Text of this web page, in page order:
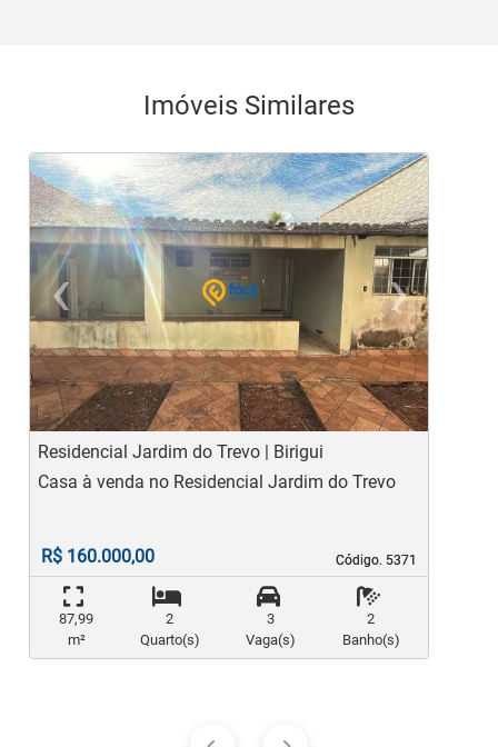
Imóveis Similares
‹
Previous
›
Residencial Jardim do Trevo | Birigui
Código. 5371
Código. 5371
Casa à venda no Residencial Jardim do Trevo
R$ 160.000,00
87,99
m²
2
Quarto(s)
3
Vaga(s)
2
Banho(s)